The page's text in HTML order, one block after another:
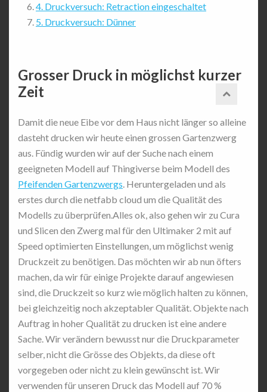
4. Druckversuch: Retraction eingeschaltet
5. Druckversuch: Dünner
Grosser Druck in möglichst kurzer
Zeit
Damit die neue Eibe vor dem Haus nicht länger so alleine
dasteht drucken wir heute einen grossen Gartenzwerg
aus. Fündig wurden wir auf der Suche nach einem
geeigneten Modell auf Thingiverse beim Modell des
Pfeifenden Gartenzwergs. Heruntergeladen und als
erstes durch die netfabb cloud um die Qualität des
Modells zu überprüfen.Alles ok, also gehen wir zu Cura
und Slicen den Zwerg mal für den Ultimaker 2 mit auf
Speed optimierten Einstellungen, um möglichst wenig
Druckzeit zu benötigen. Das möchten wir ab nun öfters
machen, da wir für einige Projekte darauf angewiesen
sind, die Druckzeit so kurz wie möglich halten zu können,
bei gleichzeitig noch akzeptabler Qualität. Objekte nach
Auftrag in hoher Qualität zu drucken ist eine andere
Sache. Wir verändern bewusst nur die Druckparameter
selber, nicht die Grösse des Objekts, da diese oft
vorgegeben oder nicht zu klein gewünscht ist. Wir
verwenden für unseren Druck das Modell auf 70 %